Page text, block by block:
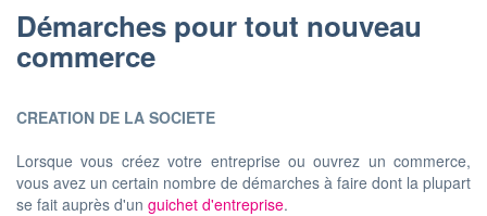
Démarches pour tout nouveau
commerce
CREATION DE LA SOCIETE
Lorsque vous créez votre entreprise ou ouvrez un commerce,
vous avez un certain nombre de démarches à faire dont la plupart
se fait auprès d'un guichet d'entreprise.